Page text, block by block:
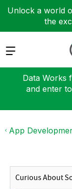
Unlock a world
the
Expand
Data Works
and enter
App